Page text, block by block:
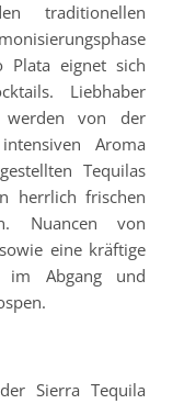
traditionellen
Plata eignet sich
Liebhaber
werden von der
Aroma
Tequilas
herrlich frischen
Nuancen von
eine kräftige
im Abgang und
Sierra Tequila